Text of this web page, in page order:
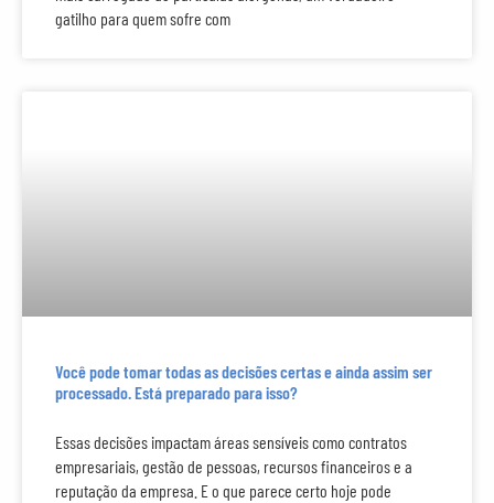
gatilho para quem sofre com
Você pode tomar todas as decisões certas e ainda assim ser
processado. Está preparado para isso?
Essas decisões impactam áreas sensíveis como contratos
empresariais, gestão de pessoas, recursos financeiros e a
reputação da empresa. E o que parece certo hoje pode